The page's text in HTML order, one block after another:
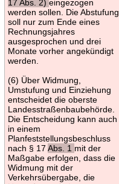
17 Abs. 2) eingezogen
werden sollen. Die Abstufung
soll nur zum Ende eines
Rechnungsjahres
ausgesprochen und drei
Monate vorher angekündigt
werden.
(6) Über Widmung,
Umstufung und Einziehung
entscheidet die oberste
Landesstraßenbaubehörde.
Die Entscheidung kann auch
in einem
Planfeststellungsbeschluss
nach § 17 Abs. 1 mit der
Maßgabe erfolgen, dass die
Widmung mit der
Verkehrsübergabe, die